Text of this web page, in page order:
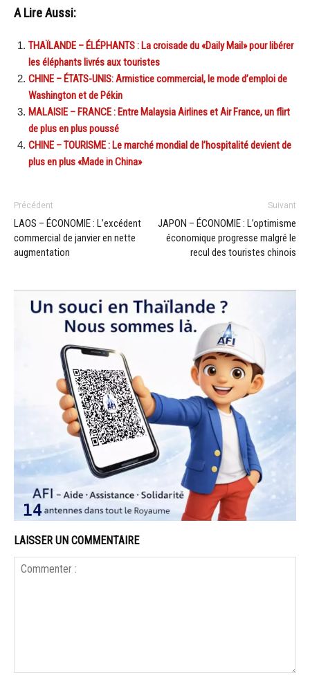
A Lire Aussi:
THAÏLANDE – ÉLÉPHANTS : La croisade du «Daily Mail» pour libérer
les éléphants livrés aux touristes
CHINE – ÉTATS-UNIS: Armistice commercial, le mode d’emploi de
Washington et de Pékin
MALAISIE – FRANCE : Entre Malaysia Airlines et Air France, un flirt
de plus en plus poussé
CHINE – TOURISME : Le marché mondial de l’hospitalité devient de
plus en plus «Made in China»
Précédent
LAOS – ÉCONOMIE : L’excédent
commercial de janvier en nette
augmentation
Suivant
JAPON – ÉCONOMIE : L’optimisme
économique progresse malgré le
recul des touristes chinois
LAISSER UN COMMENTAIRE